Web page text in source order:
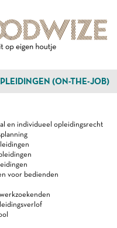
(ON-THE-JOB)
en individueel opleidingsrecht
voor bedienden